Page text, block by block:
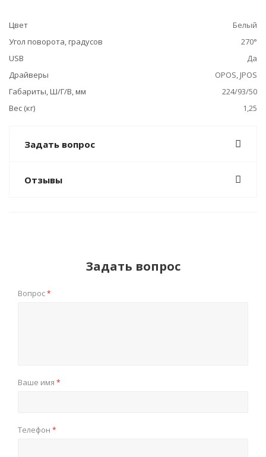
Цвет
Белый
Угол поворота, градусов
270°
USB
Да
Драйверы
OPOS, JPOS
Габариты, Ш/Г/В, мм
224/93/50
Вес (кг)
1,25
Задать вопрос
Отзывы
Задать вопрос
Вопрос*
Ваше имя *
Телефон *